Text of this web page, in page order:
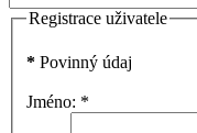
Registrace uživatele
* Povinný údaj
Jméno: *